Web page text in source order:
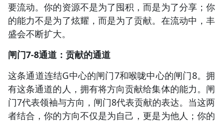
要流动。你的资源不是为了囤积，而是为了分享；你
的能力不是为了炫耀，而是为了贡献。在流动中，丰
盛会不断扩大。
闸门7-8通道：贡献的通道
这条通道连结G中心的闸门7和喉咙中心的闸门8。拥
有这条通道的人，拥有将方向贡献给集体的能力。闸
门7代表领袖与方向，闸门8代表贡献的表达。当这两
者结合，你的方向不仅是为自己，更是为他人；你的